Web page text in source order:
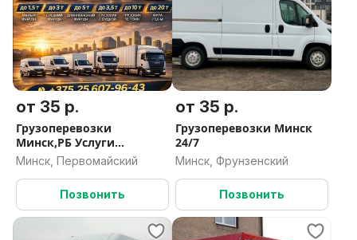
от 35 р.
Грузоперевозки
Минск,РБ Услуги
грузчиков
Минск, Первомайский
Позвонить
от 35 р.
Грузоперевозки Минск
24/7
Минск, Фрунзенский
Позвонить